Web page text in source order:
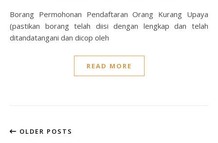
Borang Permohonan Pendaftaran Orang Kurang Upaya
(pastikan borang telah diisi dengan lengkap dan telah
ditandatangani dan dicop oleh
READ MORE
OLDER POSTS